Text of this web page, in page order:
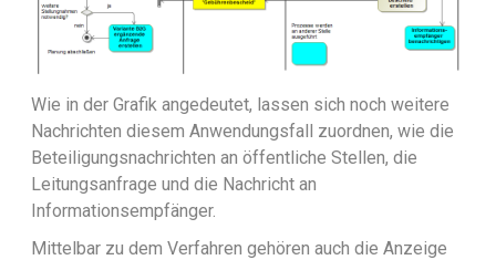
Wie in der Grafik angedeutet, lassen sich noch weitere
Nachrichten diesem Anwendungsfall zuordnen, wie die
Beteiligungsnachrichten an öffentliche Stellen, die
Leitungsanfrage und die Nachricht an
Informationsempfänger.
Mittelbar zu dem Verfahren gehören auch die Anzeige